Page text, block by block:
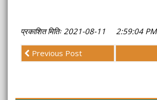
प्रकाशित मितिः 2021-08-11 2:59:04 PM
Previous Post